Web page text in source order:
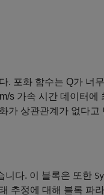
포화 함수는 Q가 너
s 가속 시간 데이터에
가 상관관계가 없다고
니다. 이 블록은 또한
추정에 대해 블록 파